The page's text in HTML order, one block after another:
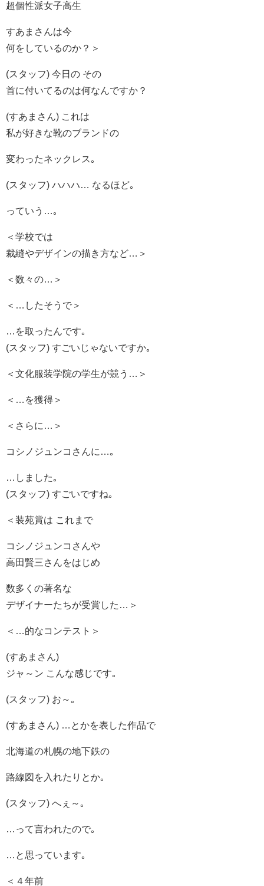
超個性派女子高生
すあまさんは今
何をしているのか？＞
(スタッフ) 今日の その
首に付いてるのは何なんですか？
(すあまさん) これは
私が好きな靴のブランドの
変わったネックレス｡
(スタッフ) ハハハ… なるほど｡
っていう…｡
＜学校では
裁縫やデザインの描き方など…＞
＜数々の…＞
＜…したそうで＞
…を取ったんです｡
(スタッフ) すごいじゃないですか｡
＜文化服装学院の学生が競う…＞
＜…を獲得＞
＜さらに…＞
コシノジュンコさんに…｡
…しました｡
(スタッフ) すごいですね｡
＜装苑賞は これまで
コシノジュンコさんや
高田賢三さんをはじめ
数多くの著名な
デザイナーたちが受賞した…＞
＜…的なコンテスト＞
(すあまさん)
ジャ～ン こんな感じです｡
(スタッフ) お～｡
(すあまさん) …とかを表した作品で
北海道の札幌の地下鉄の
路線図を入れたりとか｡
(スタッフ) へぇ～｡
…って言われたので｡
…と思っています｡
＜４年前